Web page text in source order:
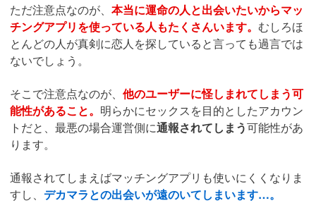
ただ注意点なのが、 本当に運命の人と出会いたいからマッ
チングアプリを使っている人もたくさんいます。 むしろほ
とんどの人が真剣に恋人を探していると言っても過言では
ないでしょう。
そこで注意点なのが、 他のユーザーに怪しまれてしまう可
能性があること。 明らかにセックスを目的としたアカウン
トだと、最悪の場合運営側に通報されてしまう可能性があ
ります。
通報されてしまえばマッチングアプリも使いにくくなりま
すし、 デカマラとの出会いが遠のいてしまいます…。